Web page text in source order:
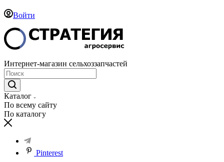
Войти
Интернет-магазин сельхоззапчастей
Каталог
По всему сайту
По каталогу
Pinterest